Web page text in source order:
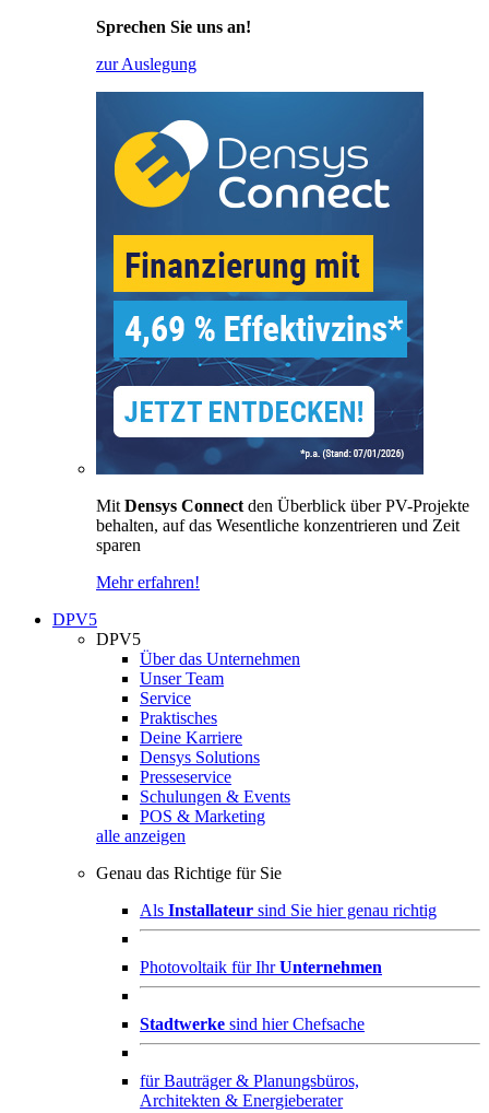
Sprechen Sie uns an!
zur Auslegung
Mit Densys Connect den Überblick über PV-Projekte
behalten, auf das Wesentliche konzentrieren und Zeit
sparen
Mehr erfahren!
DPV5
DPV5
Über das Unternehmen
Unser Team
Service
Praktisches
Deine Karriere
Densys Solutions
Presseservice
Schulungen & Events
POS & Marketing
alle anzeigen
Genau das Richtige für Sie
Als Installateur sind Sie hier genau richtig
Photovoltaik für IhrUnternehmen
Stadtwerke sind hier Chefsache
fürBauträger & Planungsbüros,
Architekten & Energieberater